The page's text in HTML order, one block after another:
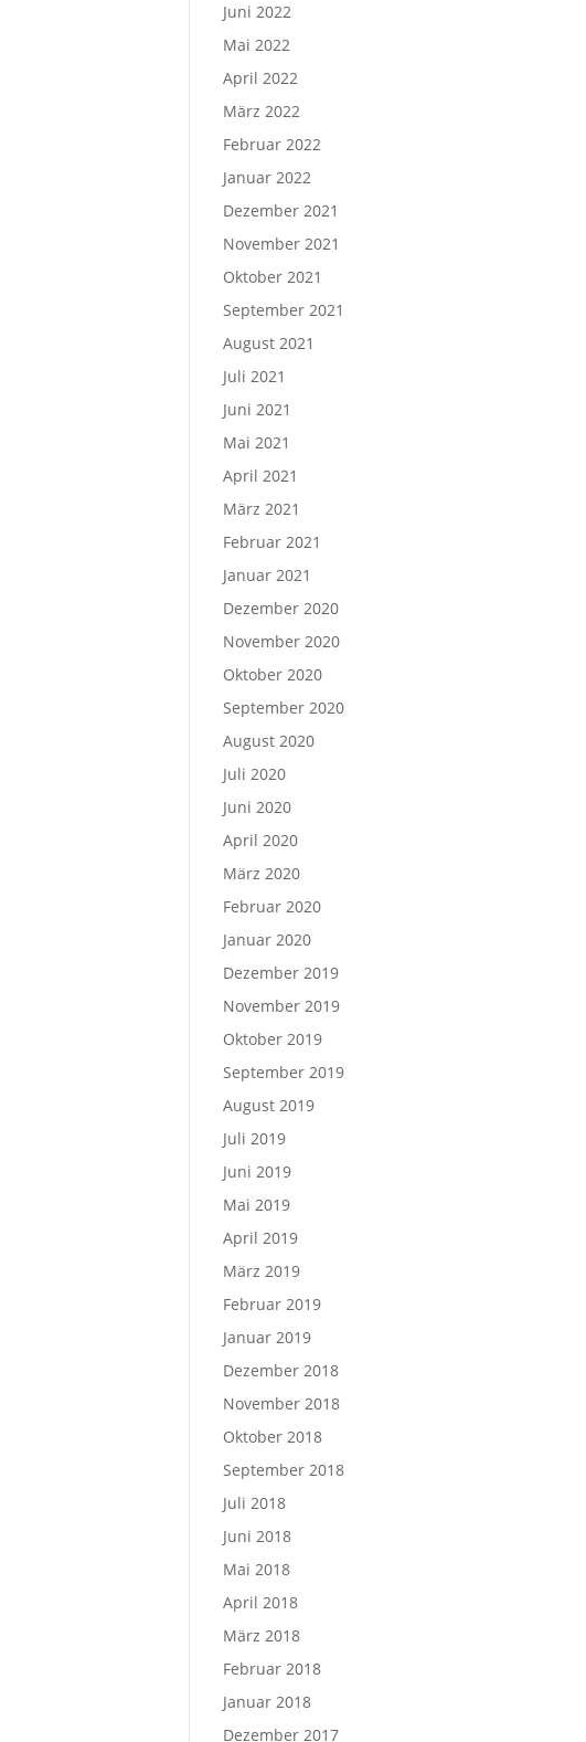
Juni 2022
Mai 2022
April 2022
März 2022
Februar 2022
Januar 2022
Dezember 2021
November 2021
Oktober 2021
September 2021
August 2021
Juli 2021
Juni 2021
Mai 2021
April 2021
März 2021
Februar 2021
Januar 2021
Dezember 2020
November 2020
Oktober 2020
September 2020
August 2020
Juli 2020
Juni 2020
April 2020
März 2020
Februar 2020
Januar 2020
Dezember 2019
November 2019
Oktober 2019
September 2019
August 2019
Juli 2019
Juni 2019
Mai 2019
April 2019
März 2019
Februar 2019
Januar 2019
Dezember 2018
November 2018
Oktober 2018
September 2018
Juli 2018
Juni 2018
Mai 2018
April 2018
März 2018
Februar 2018
Januar 2018
Dezember 2017